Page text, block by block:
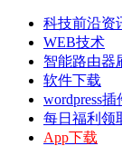
科技前沿资
WEB技术
智能路由器
软件下载
wordpress插
每日福利领
App下载